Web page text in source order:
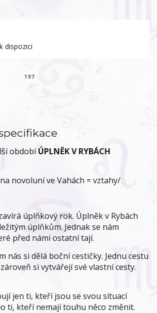
dispozici
197
obdobíÚPLNĚK V RYBÁCH
novoluní ve Vahách = vztahy/
úplňkový rok. Úplněk v Rybách
úplňkům. Jednak se nám
před námi ostatní tají.
nás si dělá boční cestičky. Jednu cestu
si vytvářejí své vlastní cesty.
jen ti, kteří jsou se svou situací
ti, kteří nemají touhu něco změnit.